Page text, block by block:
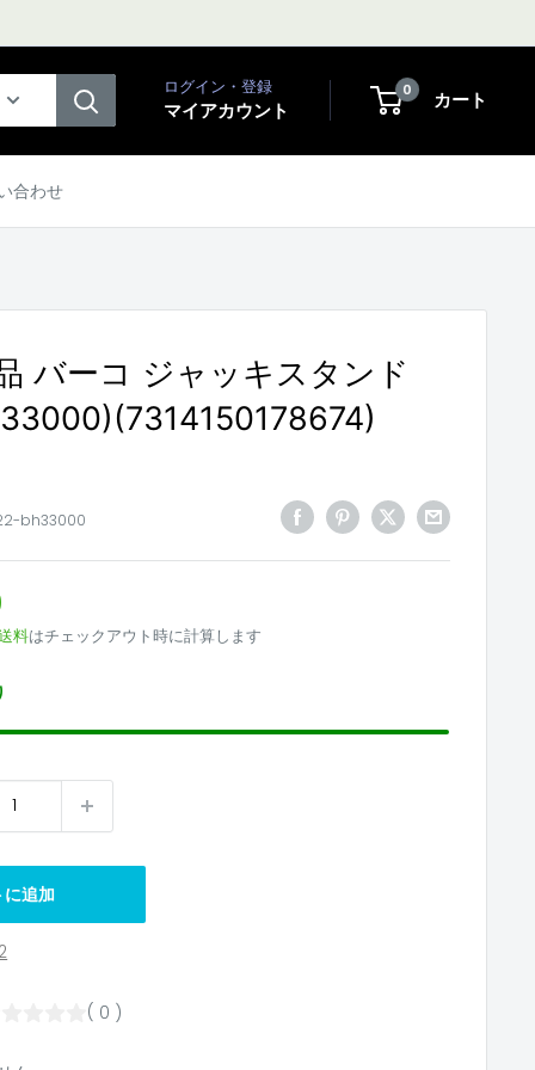
ログイン・登録
マイアカウント
0 カート
合わせ
バーコ ジャッキスタンド
bh33000
料はチェックアウト時に計算します
追加
( 0 )